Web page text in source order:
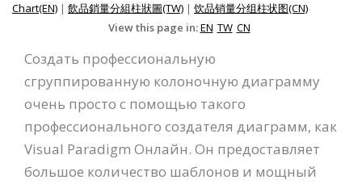
Chart(EN) | 飲品銷量分組柱狀圖(TW) | 饮品销量分组柱状图(CN)
View this page in:EN TW CN
Создать профессиональную
сгруппированную колоночную диаграмму
очень просто с помощью такого
профессионального создателя диаграмм, как
Visual Paradigm Онлайн. Он предоставляет
большое количество шаблонов и мощный